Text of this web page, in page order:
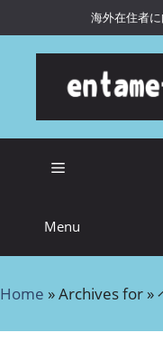
コンテンツへスキ
海外在住者
Menu
Home »Archives for »